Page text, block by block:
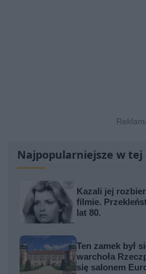
Najpopularniejsze w tej
Kazali jej
filmie.
lat 80.
Ten zamek był
warchoła
się salonem